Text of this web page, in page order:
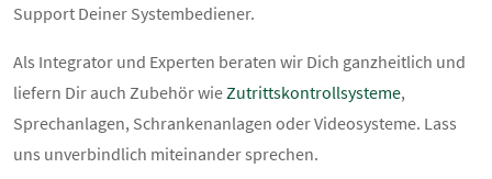
Support Deiner Systembediener.
Als Integrator und Experten beraten wir Dich ganzheitlich und
liefern Dir auch Zubehör wie Zutrittskontrollsysteme,
Sprechanlagen, Schrankenanlagen oder Videosysteme. Lass
uns unverbindlich miteinander sprechen.